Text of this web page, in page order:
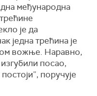
међународна
је да
једна трећина је
вожње. Наравно,
посао,
поручује